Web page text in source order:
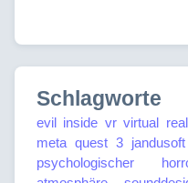
Schlagworte
evil inside vr virtual
meta quest 3
jandusoft
psychologischer